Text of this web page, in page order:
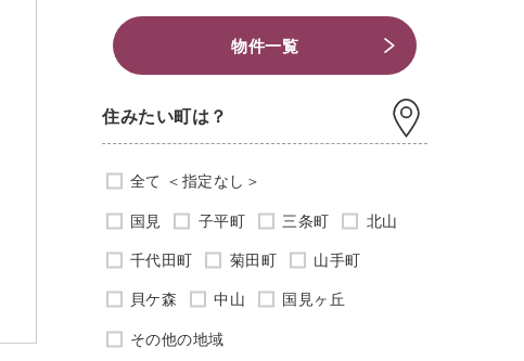
物件一覧
住みたい町は？
全て ＜指定なし＞
国見 子平町 三条町 北山
千代田町 菊田町 山手町
貝ケ森 中山 国見ヶ丘
その他の地域